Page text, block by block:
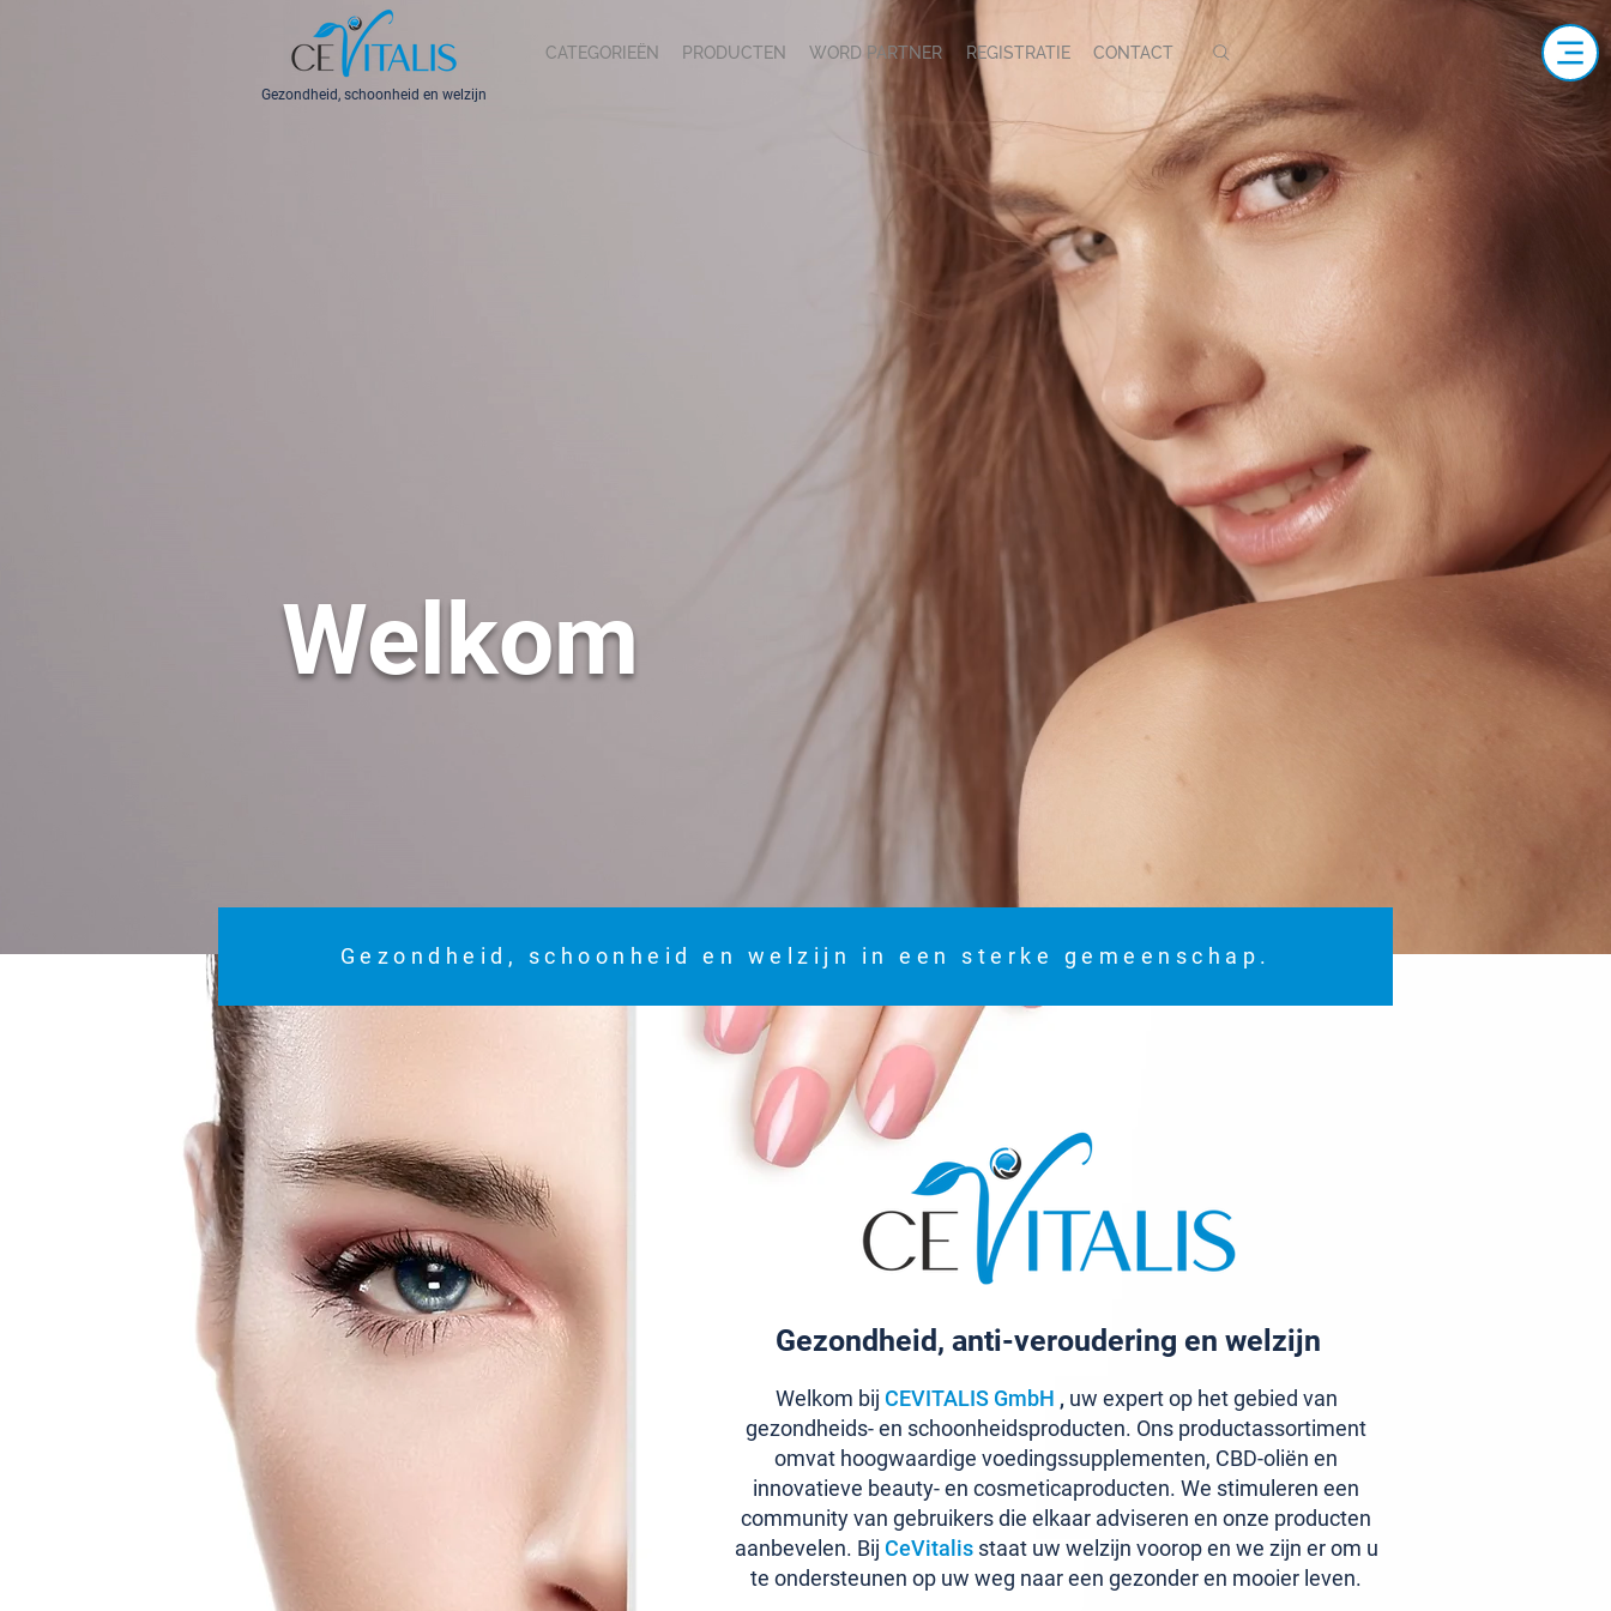
Gezondheid, schoonheid en welzijn
CATEGORIEËN PRODUCTEN WORD PARTNER REGISTRATIE CONTACT
Welkom
Gezondheid, schoonheid en welzijn in een sterke gemeenschap.
Gezondheid, anti-veroudering en welzijn
Welkom bij CEVITALIS GmbH ,uw expert op het gebied van
gezondheids- en schoonheidsproducten. Ons productassortiment
omvat hoogwaardige voedingssupplementen, CBD-oliën en
innovatieve beauty- en cosmeticaproducten. We stimuleren een
community van gebruikers die elkaar adviseren en onze producten
aanbevelen. Bij CeVitalisstaat uw welzijn voorop en we zijn er om u
te ondersteunen op uw weg naar een gezonder en mooier leven.